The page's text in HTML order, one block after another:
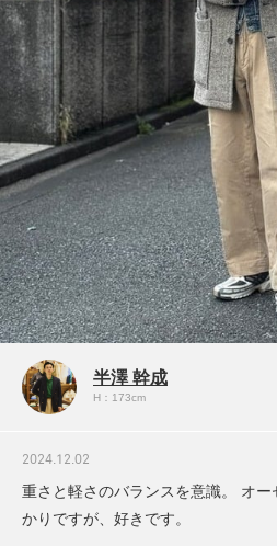
半澤 幹成
H：173cm
2024.12.02
重さと軽さのバランスを意識。 オ
かりですが、好きです。